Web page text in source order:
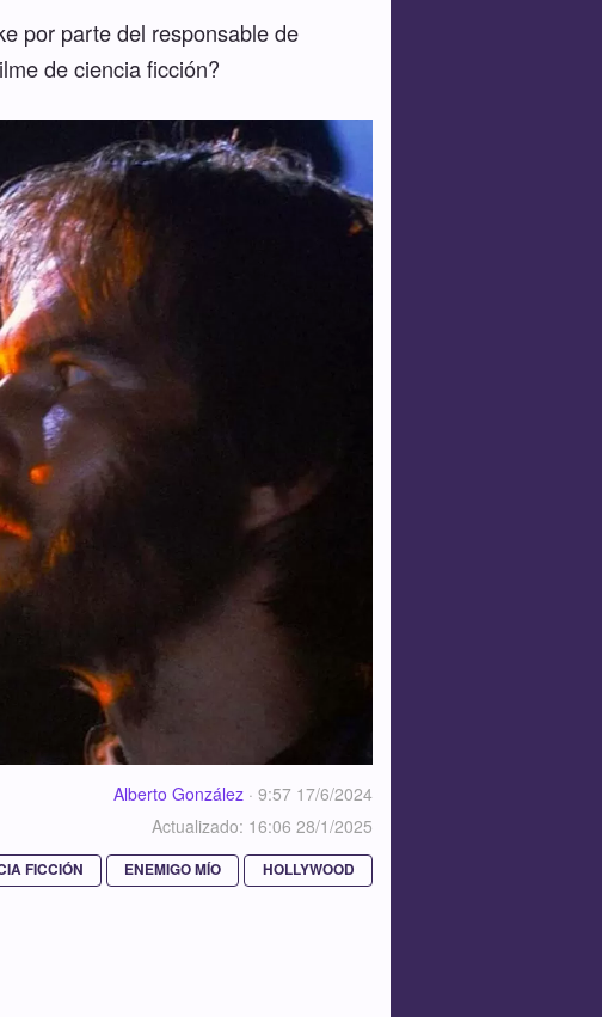
por parte del responsable de
de ciencia ficción?
Alberto González · 9:57 17/6/2024
Actualizado: 16:06 28/1/2025
FICCIÓN ENEMIGO MÍO HOLLYWOOD